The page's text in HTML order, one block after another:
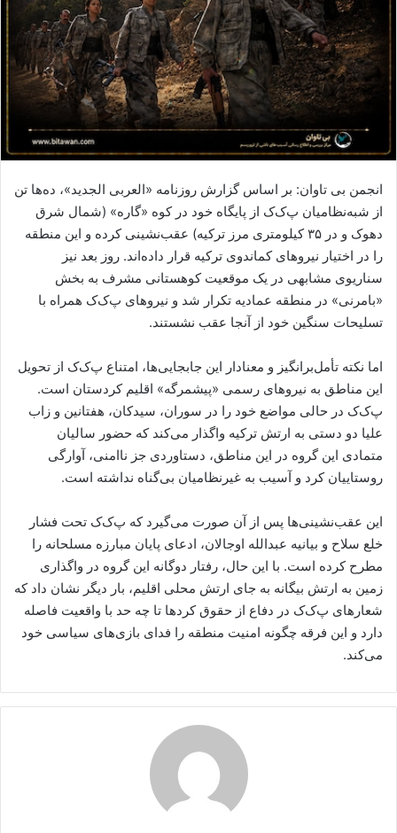
انجمن بی تاوان: بر اساس گزارش روزنامه «العربی الجدید»، ده‌ها تن
از شبه‌نظامیان پ‌ک‌ک از پایگاه خود در کوه «گاره» (شمال شرق
دهوک و در ۳۵ کیلومتری مرز ترکیه) عقب‌نشینی کرده و این منطقه
را در اختیار نیروهای کماندوی ترکیه قرار داده‌اند. روز بعد نیز
سناریوی مشابهی در یک موقعیت کوهستانی مشرف به بخش
«بامرنی» در منطقه عمادیه تکرار شد و نیروهای پ‌ک‌ک همراه با
تسلیحات سنگین خود از آنجا عقب نشستند.
اما نکته تأمل‌برانگیز و معنادار این جابجایی‌ها، امتناع پ‌ک‌ک از تحویل
این مناطق به نیروهای رسمی «پیشمرگه» اقلیم کردستان است.
پ‌ک‌ک در حالی مواضع خود را در سوران، سیدکان، هفتانین و زاب
علیا دو دستی به ارتش ترکیه واگذار می‌کند که حضور سالیان
متمادی این گروه در این مناطق، دستاوردی جز ناامنی، آوارگی
روستاییان کرد و آسیب به غیرنظامیان بی‌گناه نداشته است.
این عقب‌نشینی‌ها پس از آن صورت می‌گیرد که پ‌ک‌ک تحت فشار
خلع سلاح و بیانیه عبدالله اوجالان، ادعای پایان مبارزه مسلحانه را
مطرح کرده است. با این حال، رفتار دوگانه این گروه در واگذاری
زمین به ارتش بیگانه به جای ارتش محلی اقلیم، بار دیگر نشان داد که
شعارهای پ‌ک‌ک در دفاع از حقوق کردها تا چه حد با واقعیت فاصله
دارد و این فرقه چگونه امنیت منطقه را فدای بازی‌های سیاسی خود
می‌کند.